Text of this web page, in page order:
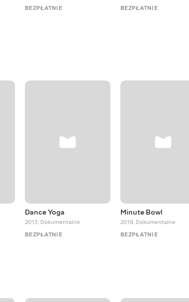
BEZPŁATNIE
BEZPŁATNIE
Dance Yoga
2013, Dokumentalne
BEZPŁATNIE
Minute Bowl
2018, Dokumentalne
BEZPŁATNIE